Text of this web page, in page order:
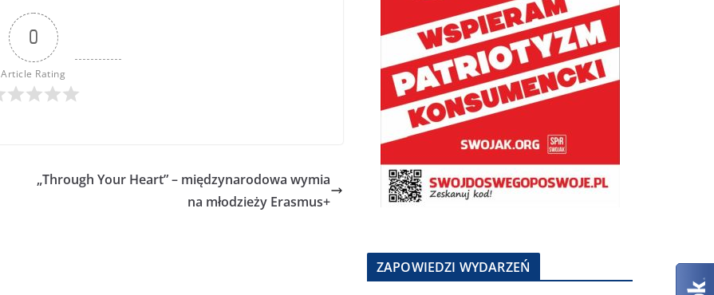
0
Article Rating
„Through Your Heart” – międzynarodowa wymia
na młodzieży Erasmus+
ZAPOWIEDZI WYDARZEŃ